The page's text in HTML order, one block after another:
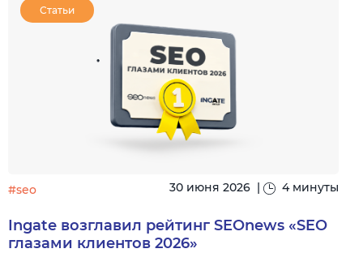
Статьи
#seo 30 июня 2026 | 4 минуты
Ingate возглавил рейтинг SEOnews «SEO
глазами клиентов 2026»